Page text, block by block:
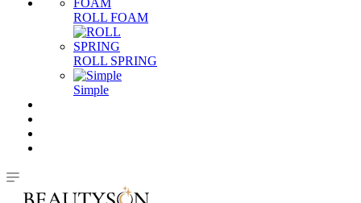
ROLL FOAM
ROLL SPRING
Simple